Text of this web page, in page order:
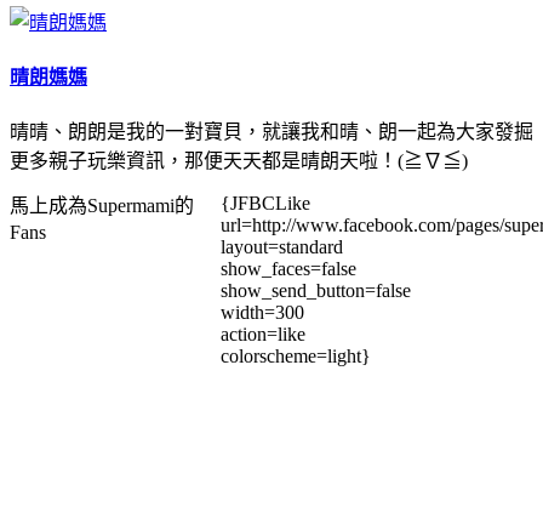
晴朗媽媽
晴晴、朗朗是我的一對寶貝，就讓我和晴、朗一起為大家發掘
更多親子玩樂資訊，那便天天都是晴朗天啦！(≧∇≦)
馬上成為Supermami的
Fans
{JFBCLike
url=http://www.facebook.com/pages/
layout=standard
show_faces=false
show_send_button=false
width=300
action=like
colorscheme=light}